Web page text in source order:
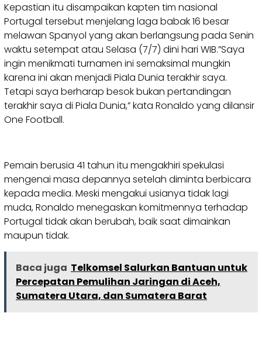
Kepastian itu disampaikan kapten tim nasional
Portugal tersebut menjelang laga babak 16 besar
melawan Spanyol yang akan berlangsung pada Senin
waktu setempat atau Selasa (7/7) dini hari WIB.”Saya
ingin menikmati turnamen ini semaksimal mungkin
karena ini akan menjadi Piala Dunia terakhir saya.
Tetapi saya berharap besok bukan pertandingan
terakhir saya di Piala Dunia,” kata Ronaldo yang dilansir
One Football.
Pemain berusia 41 tahun itu mengakhiri spekulasi
mengenai masa depannya setelah diminta berbicara
kepada media. Meski mengakui usianya tidak lagi
muda, Ronaldo menegaskan komitmennya terhadap
Portugal tidak akan berubah, baik saat dimainkan
maupun tidak.
Baca juga Telkomsel Salurkan Bantuan untuk
Percepatan Pemulihan Jaringan di Aceh,
Sumatera Utara, dan Sumatera Barat